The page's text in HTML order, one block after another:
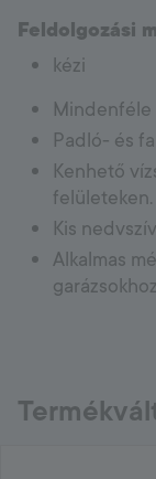
Feldolgozási
kézi
Padló- és
Kenhető
felületeken.
Kis
Alkalmas